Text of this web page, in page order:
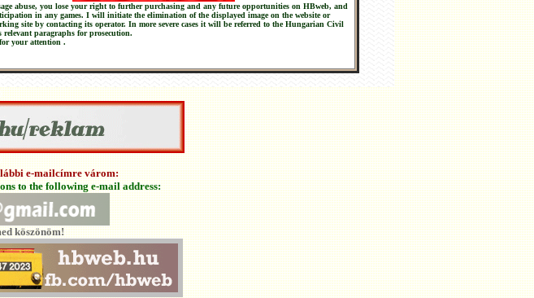
abuse, you lose your right to further purchasing and any future opportunities on HBweb, and
in any games. I will initiate the elimination of the displayed image on the website or
site by contacting its operator. In more severe cases it will be referred to the Hungarian Civil
relevant paragraphs for prosecution.
your attention .
e-mailcímre várom:
to the following e-mail address:
köszönöm!